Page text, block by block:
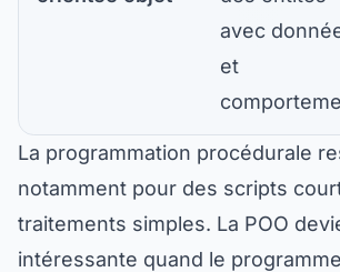
avec
et
La programmation procédurale
notamment pour des scripts
traitements simples. La POO
intéressante quand le